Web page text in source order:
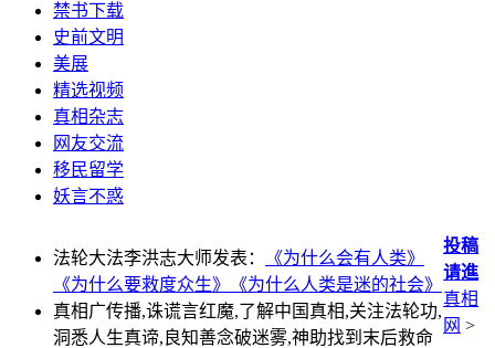
禁书下载
史前文明
美展
精选视频
真相杂志
网友交流
移民留学
妖言不惑
法轮大法李洪志大师发表：
《为什么会有人类》
《为什么要救度众生》
《为什么人类是迷的社会》
真相广传播,诛谎言红魔,了解中国真相,关注法轮功,
洞悉人生真谛,良知善念破迷雾,神助找到末后救命
投稿
请進
真相
网 >